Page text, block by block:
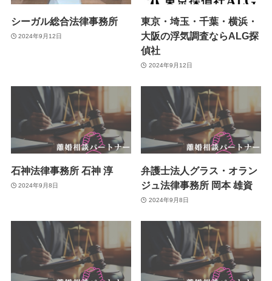
シーガル総合法律事務所
2024年9月12日
東京・埼玉・千葉・横浜・
大阪の浮気調査ならALG探
偵社
2024年9月12日
石神法律事務所 石神 淳
2024年9月8日
弁護士法人グラス・オラン
ジュ法律事務所 岡本 雄資
2024年9月8日